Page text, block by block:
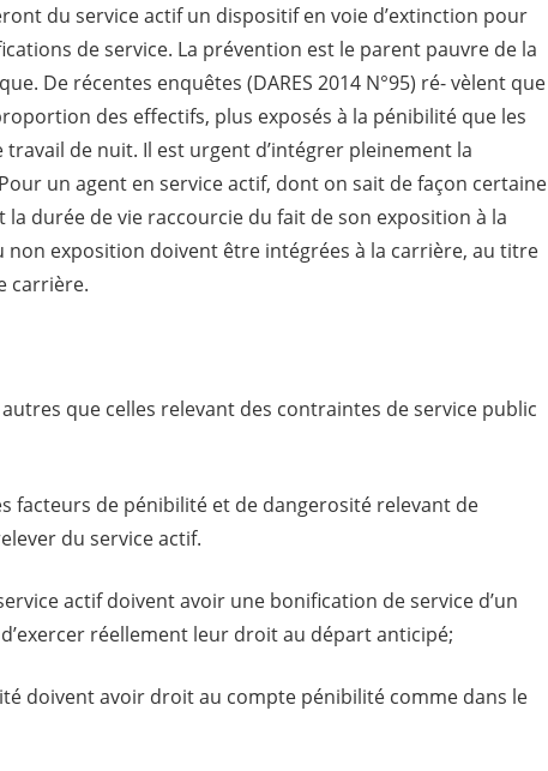
du service actif un dispositif en voie d’extinction pour
de service. La prévention est le parent pauvre de la
De récentes enquêtes (DARES 2014 N°95) ré- vèlent que
des effectifs, plus exposés à la pénibilité que les
de nuit. Il est urgent d’intégrer pleinement la
un agent en service actif, dont on sait de façon certaine
la durée de vie raccourcie du fait de son exposition à la
exposition doivent être intégrées à la carrière, au titre
carrière.
que celles relevant des contraintes de service public
facteurs de pénibilité et de dangerosité relevant de
du service actif.
actif doivent avoir une bonification de service d’un
réellement leur droit au départ anticipé;
doivent avoir droit au compte pénibilité comme dans le